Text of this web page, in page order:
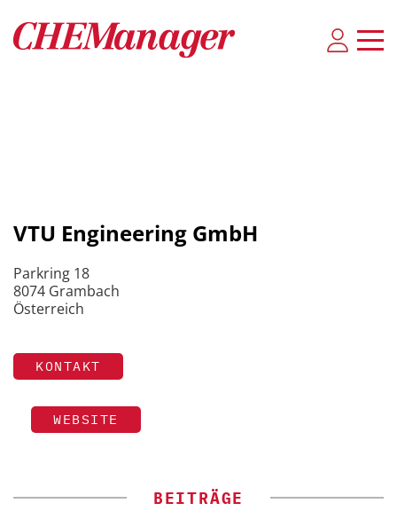
VTU Engineering GmbH
Parkring 18
8074 Grambach
Österreich
KONTAKT
WEBSITE
BEITRÄGE